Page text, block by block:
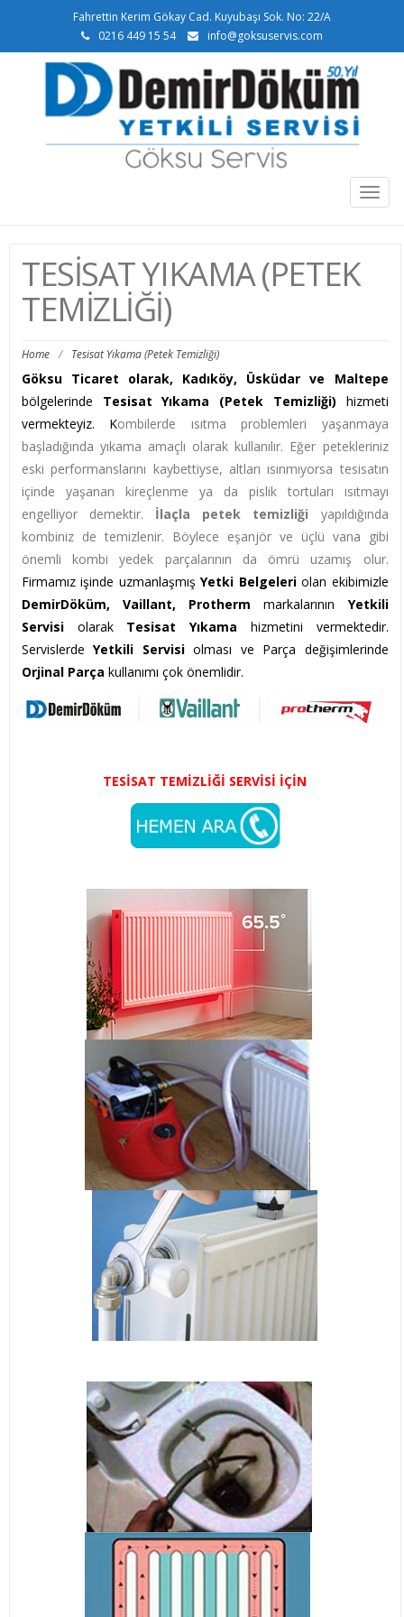
Fahrettin Kerim Gökay Cad. Kuyubaşı Sok. No: 22/A
0216 449 15 54
info@goksuservis.com
TESISAT YIKAMA (PETEK
TEMIZLIĞI)
Home / Tesisat Yıkama (Petek Temizliği)
Göksu Ticaret olarak, Kadıköy, Üsküdar ve Maltepe
bölgelerinde Tesisat Yıkama (Petek Temizliği) hizmeti
vermekteyiz. Kombilerde ısıtma problemleri yaşanmaya
başladığında yıkama amaçlı olarak kullanılır. Eğer petekleriniz
eski performanslarını kaybettiyse, altları ısınmıyorsa tesisatın
içinde yaşanan kireçlenme ya da pislik tortuları ısıtmayı
engelliyor demektir. İlaçla petek temizliği yapıldığında
kombiniz de temizlenir. Böylece eşanjör ve üçlü vana gibi
önemli kombi yedek parçalarının da ömrü uzamış olur.
Firmamız işinde uzmanlaşmışYetki Belgeleriolan ekibimizle
DemirDöküm, Vaillant, Protherm markalarının Yetkili
Servisiolarak Tesisat Yıkama
hizmetini vermektedir.
ServislerdeYetkili Servisiolması ve Parça değişimlerinde
Orjinal Parça kullanımı çok önemlidir.
TESİSAT TEMİZLİĞİ SERVİSİ İÇİN